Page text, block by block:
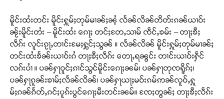
မိူင်းထႆးတင်း မိူင်းႁူမ်ႈတုမ်မၢၼ်ႈၼႆ့ လႅၼ်လိၼ်တိတ်းၵၼ်ယၢဝ်း
ၼႂ်းမိူင်းတႆး – မိူင်းထႆး ၵေႃႈ တင်ႈတႄႇသၢမ် ၸဵင်ႇၶမ်း – တႃႈၶီႈ
လဵၵ်း လူင်းၵႂႃႇတၢင်းမႄႈႁွင်ႈသွၼ် ။ လႅၼ်လိၼ် မိူင်းႁူမ်ႈတုမ်မၢၼ်ႈ
တင်းထႆးၶႅၼ်းယၢဝ်းၵႆ တႃႈၶီႈလဵၵ်း တေႃႇရၼွင်း တၢင်းယၢဝ်းႁဵင်
လၵ်းပၢႆ ။ ပၼ်ႁႃဝူင်ႈၵၢင်သွင်မိူင်းၵေႃႈၼမ်၊ ပၼ်ႁႃတုၸရိူၵ်ႈ၊
ပၼ်ႁႃၵူၼ်းၶၢမ်ႈလႅၼ်လိၼ်၊ ပၼ်ႁႃယႃႈမဝ်းၵမ်ဢၼ်လူဝ်ႇႁူ
မ်ႈၵၼ်ၵႅတ်ႇၵင်ႈပူၵ်းပွင်ၵေႃႈမီးတင်းၼမ်။ ၸႄႈတွၼ်ႈ တႃႈၶီႈလဵၵ်း